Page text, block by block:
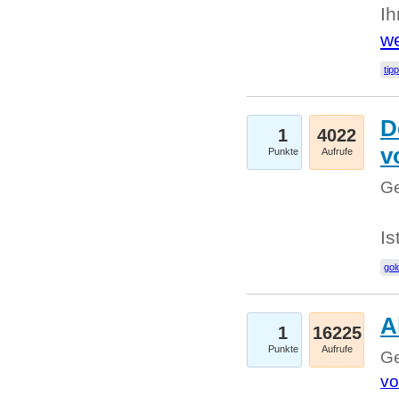
1
Punkte
4022
Aufrufe
1
Punkte
16225
Aufrufe